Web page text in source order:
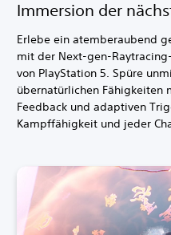
Immersion der
Erlebe ein atemberaubend
mit der Next-gen-
von PlayStation 5. Spüre
übernatürlichen
Feedback und adaptiven
Kampffähigkeit und jeder